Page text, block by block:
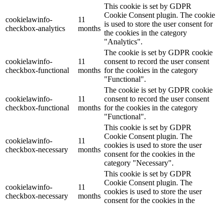
cookielawinfo-
checkbox-analytics
11
months
This cookie is set by GDPR
Cookie Consent plugin. The cookie
is used to store the user consent for
the cookies in the category
"Analytics".
cookielawinfo-
checkbox-functional
11
months
The cookie is set by GDPR cookie
consent to record the user consent
for the cookies in the category
"Functional".
cookielawinfo-
checkbox-functional
11
months
The cookie is set by GDPR cookie
consent to record the user consent
for the cookies in the category
"Functional".
cookielawinfo-
checkbox-necessary
11
months
This cookie is set by GDPR
Cookie Consent plugin. The
cookies is used to store the user
consent for the cookies in the
category "Necessary".
cookielawinfo-
checkbox-necessary
11
months
This cookie is set by GDPR
Cookie Consent plugin. The
cookies is used to store the user
consent for the cookies in the